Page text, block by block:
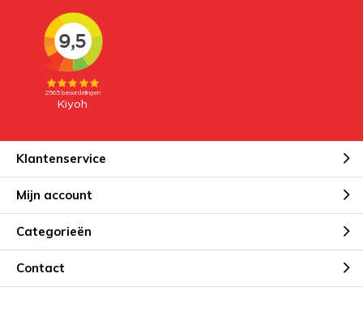
Klantenservice
Mijn account
Categorieën
Contact